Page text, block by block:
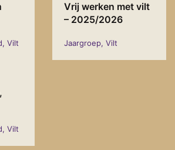
Vilt
Vrij werken met vilt
– 2025/2026
Jaargroep, Vilt
Vilt